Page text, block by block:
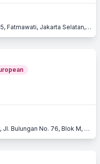
Urban Forest, Jl. RS Fatmawati No. 45, Fatmawati, Jakarta Selatan, Jakarta
Plaza Blok M, Lantai 5, Food Society, Jl. Bulungan No. 76, Blok M, Kebayoran Baru, Jakarta Selatan